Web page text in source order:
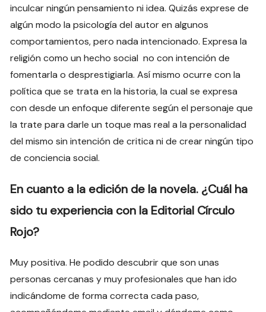
inculcar ningún pensamiento ni idea. Quizás exprese de
algún modo la psicología del autor en algunos
comportamientos, pero nada intencionado. Expresa la
religión como un hecho social no con intención de
fomentarla o desprestigiarla. Así mismo ocurre con la
política que se trata en la historia, la cual se expresa
con desde un enfoque diferente según el personaje que
la trate para darle un toque mas real a la personalidad
del mismo sin intención de critica ni de crear ningún tipo
de conciencia social.
En cuanto a la edición de la novela. ¿Cuál ha
sido tu experiencia con la Editorial Círculo
Rojo?
Muy positiva. He podido descubrir que son unas
personas cercanas y muy profesionales que han ido
indicándome de forma correcta cada paso,